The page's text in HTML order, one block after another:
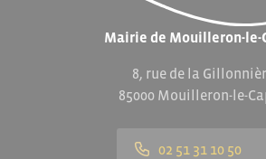
Mairie de Mouilleron-le-
8, rue de la
85000 Mouilleron-le-
02 51 31 10 50